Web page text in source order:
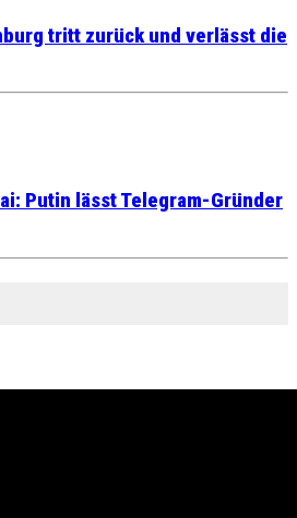
tritt zurück und verlässt die
Putin lässt Telegram-Gründer